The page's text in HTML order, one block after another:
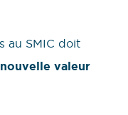
au SMIC doit
nouvelle valeur